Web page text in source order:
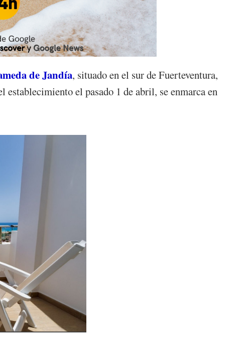
de Jandía, situado en el sur de Fuerteventura,
el pasado 1 de abril, se enmarca en